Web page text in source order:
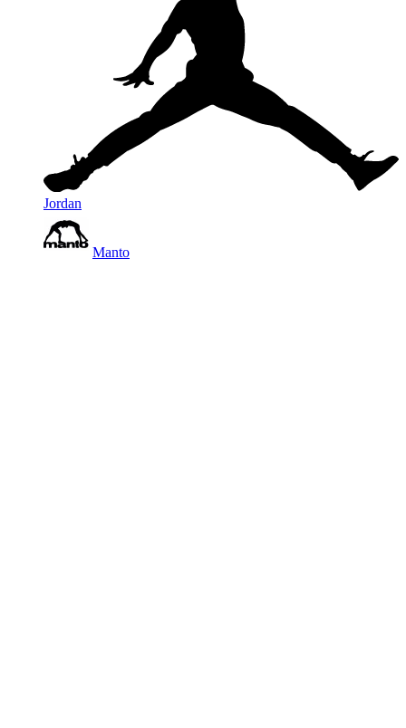
Jordan
Manto